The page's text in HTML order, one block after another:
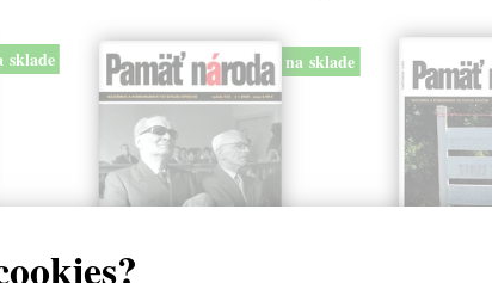
sklade na sklade